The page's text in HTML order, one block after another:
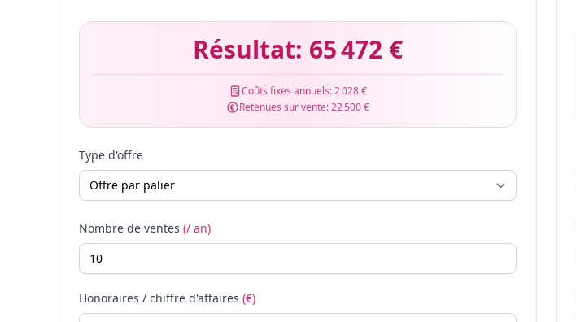
Résultat: 65 472 €
Coûts fixes annuels:2 028 €
Retenues sur vente:22 500 €
Type d'offre
Nombre de ventes (/ an)
Honoraires / chiffre d'affaires (€)